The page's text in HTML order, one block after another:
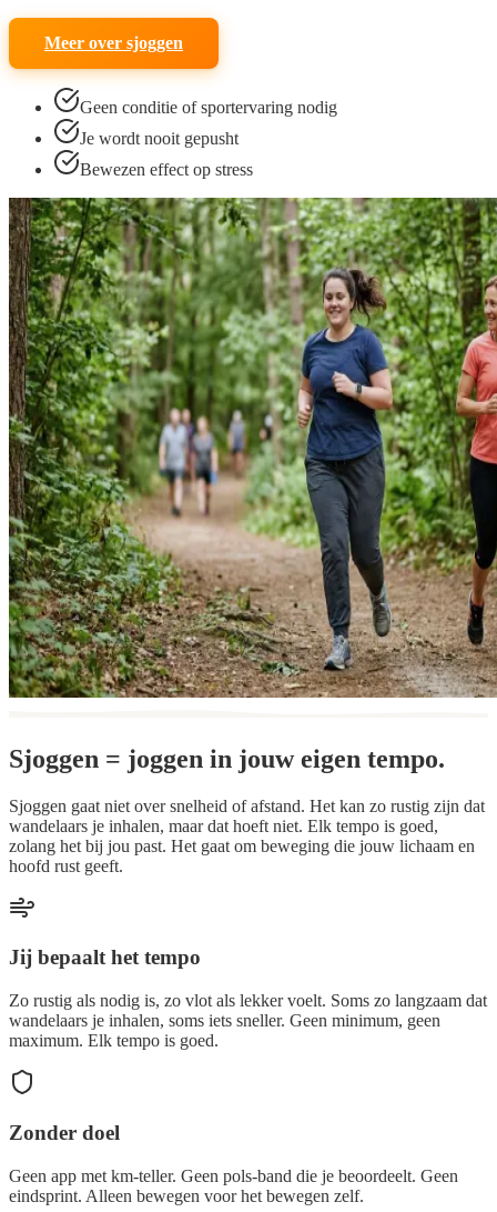
Meer over sjoggen
Geen conditie of sportervaring nodig
Je wordt nooit gepusht
Bewezen effect op stress
Sjoggen = joggen in jouw eigen tempo.
Sjoggen gaat niet over snelheid of afstand. Het kan zo rustig zijn dat
wandelaars je inhalen, maar dat hoeft niet. Elk tempo is goed,
zolang het bij jou past. Het gaat om beweging die jouw lichaam en
hoofd rust geeft.
Jij bepaalt het tempo
Zo rustig als nodig is, zo vlot als lekker voelt. Soms zo langzaam dat
wandelaars je inhalen, soms iets sneller. Geen minimum, geen
maximum. Elk tempo is goed.
Zonder doel
Geen app met km-teller. Geen pols-band die je beoordeelt. Geen
eindsprint. Alleen bewegen voor het bewegen zelf.